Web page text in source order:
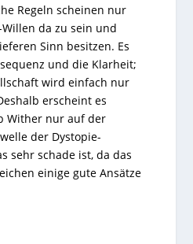
Regeln scheinen nur
da zu sein und
Sinn besitzen. Es
und die Klarheit;
wird einfach nur
erscheint es
Wither nur auf der
der Dystopie-
sehr schade ist, da das
einige gute Ansätze